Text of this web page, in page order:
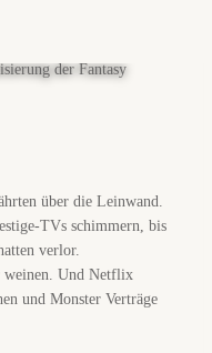
über die Leinwand.
TVs schimmern, bis
verlor.
weinen. Und Netflix
und Monster Verträge